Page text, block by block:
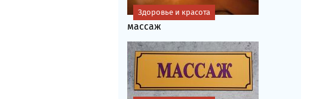
массаж
Здоровье и красота